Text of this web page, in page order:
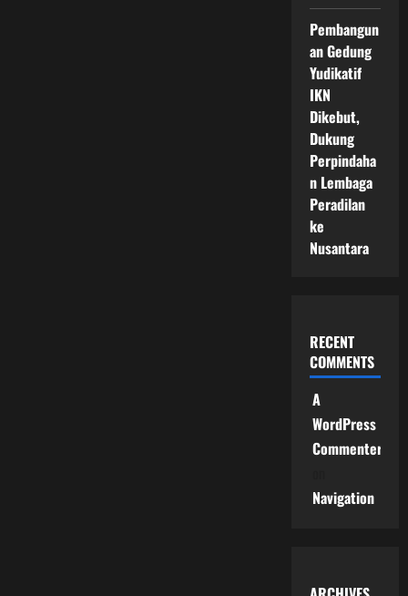
Pembangun
an Gedung
Yudikatif
IKN
Dikebut,
Dukung
Perpindaha
n Lembaga
Peradilan
ke
Nusantara
RECENT
COMMENTS
A
WordPress
Commenter
Navigation